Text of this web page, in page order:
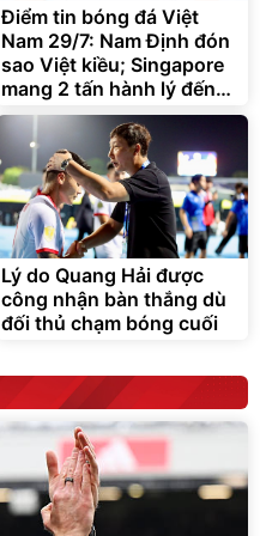
Serum Vaseline Gluta-Hya
Dưỡng Da Sáng Mịn Sau 7
Ngày
150.000đ
141.000đ
Deal hot
Unilever
Điểm tin bóng đá Việt
Nam 29/7: Nam Định đón
sao Việt kiều; Singapore
mang 2 tấn hành lý đến
Hà Nội
Lý do Quang Hải được
công nhận bàn thắng dù
đối thủ chạm bóng cuối